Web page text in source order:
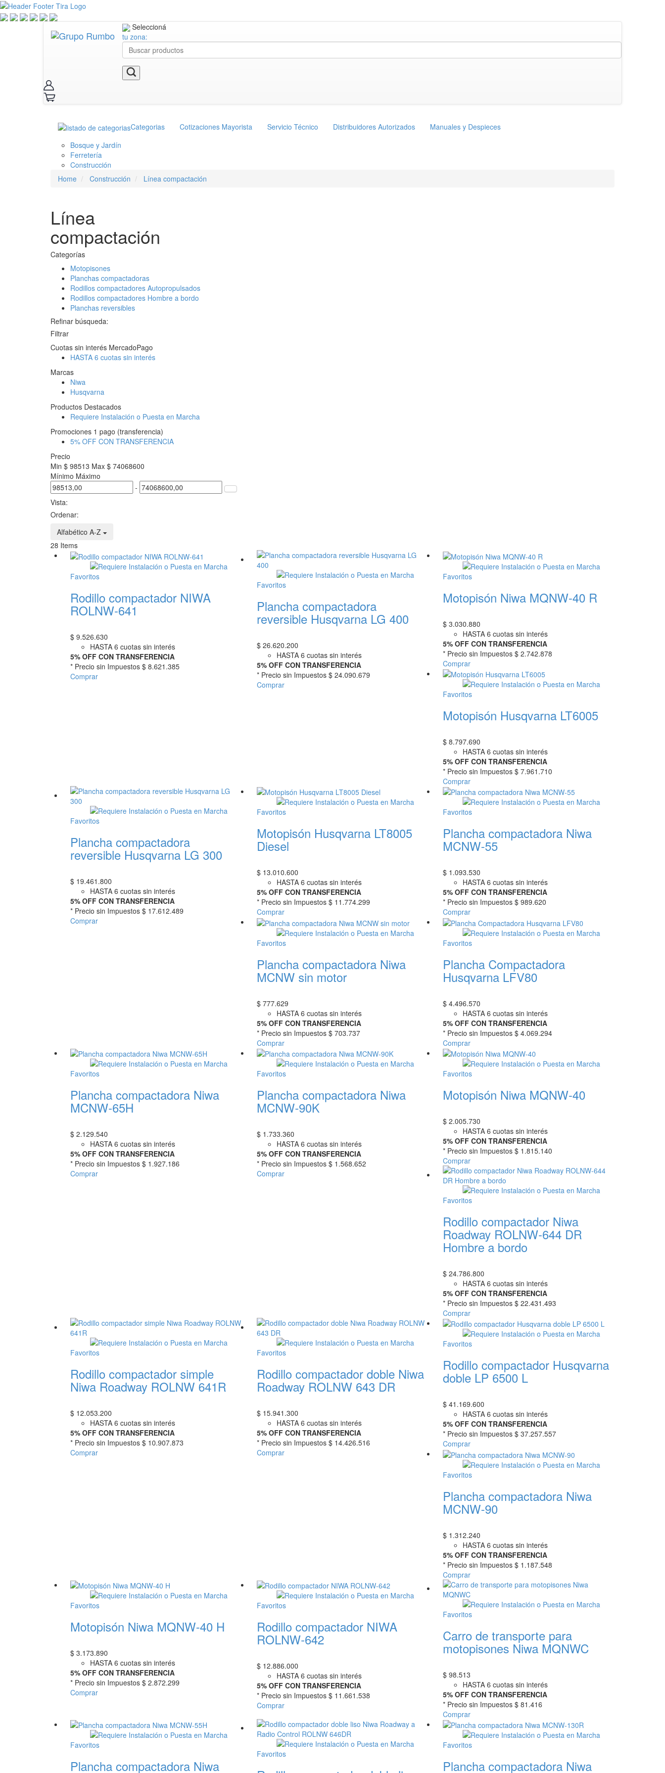
Seleccioná
tu zona:
Categorias
Bosque y Jardín
Ferretería
Construcción
Cotizaciones Mayorista Servicio Técnico Distribuidores Autorizados Manuales y Despieces
Home Construcción Línea compactación
Línea
compactación
Categorías
Motopisones
Planchas compactadoras
Rodillos compactadores Autopropulsados
Rodillos compactadores Hombre a bordo
Planchas reversibles
Refinar búsqueda:
Filtrar
Cuotas sin interés MercadoPago
HASTA 6 cuotas sin interés
Marcas
Niwa
Husqvarna
Productos Destacados
Requiere Instalación o Puesta en Marcha
Promociones 1 pago (transferencia)
5% OFF CON TRANSFERENCIA
Precio
Min $ 98513 Max $ 74068600
Mínimo Máximo
-
Vista:
Ordenar:
Alfabético A-Z
28 Items
Favoritos
Rodillo compactador NIWA
ROLNW-641
$ 9.526.630
HASTA 6 cuotas sin interés
5% OFF CON TRANSFERENCIA
* Precio sin Impuestos $ 8.621.385
Comprar
Favoritos
Plancha compactadora
reversible Husqvarna LG 400
$ 26.620.200
HASTA 6 cuotas sin interés
5% OFF CON TRANSFERENCIA
* Precio sin Impuestos $ 24.090.679
Comprar
Favoritos
Motopisón Niwa MQNW-40 R
$3.030.880
HASTA 6 cuotas sin interés
5% OFF CON TRANSFERENCIA
* Precio sin Impuestos$ 2.742.878
Comprar
Favoritos
Motopisón Husqvarna LT6005
$8.797.690
HASTA 6 cuotas sin interés
5% OFF CON TRANSFERENCIA
* Precio sin Impuestos$ 7.961.710
Comprar
Favoritos
Plancha compactadora
reversible Husqvarna LG 300
$ 19.461.800
HASTA 6 cuotas sin interés
5% OFF CON TRANSFERENCIA
* Precio sin Impuestos $ 17.612.489
Comprar
Favoritos
Motopisón Husqvarna LT8005
Diesel
$ 13.010.600
HASTA 6 cuotas sin interés
5% OFF CON TRANSFERENCIA
* Precio sin Impuestos $ 11.774.299
Comprar
Favoritos
Plancha compactadora Niwa
MCNW-55
$ 1.093.530
HASTA 6 cuotas sin interés
5% OFF CON TRANSFERENCIA
* Precio sin Impuestos$ 989.620
Comprar
Favoritos
Plancha compactadora Niwa
MCNW sin motor
$ 777.629
HASTA 6 cuotas sin interés
5% OFF CON TRANSFERENCIA
* Precio sin Impuestos $ 703.737
Comprar
Favoritos
Plancha Compactadora
Husqvarna LFV80
$4.496.570
HASTA 6 cuotas sin interés
5% OFF CON TRANSFERENCIA
* Precio sin Impuestos$ 4.069.294
Comprar
Favoritos
Plancha compactadora Niwa
MCNW-65H
$ 2.129.540
HASTA 6 cuotas sin interés
5% OFF CON TRANSFERENCIA
* Precio sin Impuestos $ 1.927.186
Comprar
Favoritos
Plancha compactadora Niwa
MCNW-90K
$ 1.733.360
HASTA 6 cuotas sin interés
5% OFF CON TRANSFERENCIA
* Precio sin Impuestos $ 1.568.652
Comprar
Favoritos
Motopisón Niwa MQNW-40
$2.005.730
HASTA 6 cuotas sin interés
5% OFF CON TRANSFERENCIA
* Precio sin Impuestos$ 1.815.140
Comprar
Favoritos
Rodillo compactador Niwa
Roadway ROLNW-644 DR
Hombre a bordo
$24.786.800
HASTA 6 cuotas sin interés
5% OFF CON TRANSFERENCIA
* Precio sin Impuestos$ 22.431.493
Comprar
Favoritos
Rodillo compactador simple
Niwa Roadway ROLNW 641R
$ 12.053.200
HASTA 6 cuotas sin interés
5% OFF CON TRANSFERENCIA
* Precio sin Impuestos $ 10.907.873
Comprar
Favoritos
Rodillo compactador doble Niwa
Roadway ROLNW 643 DR
$ 15.941.300
HASTA 6 cuotas sin interés
5% OFF CON TRANSFERENCIA
* Precio sin Impuestos $ 14.426.516
Comprar
Favoritos
Rodillo compactador Husqvarna
doble LP 6500 L
$41.169.600
HASTA 6 cuotas sin interés
5% OFF CON TRANSFERENCIA
* Precio sin Impuestos$ 37.257.557
Comprar
Favoritos
Plancha compactadora Niwa
MCNW-90
$ 1.312.240
HASTA 6 cuotas sin interés
5% OFF CON TRANSFERENCIA
* Precio sin Impuestos$ 1.187.548
Comprar
Favoritos
Motopisón Niwa MQNW-40 H
$ 3.173.890
HASTA 6 cuotas sin interés
5% OFF CON TRANSFERENCIA
* Precio sin Impuestos $ 2.872.299
Comprar
Favoritos
Rodillo compactador NIWA
ROLNW-642
$ 12.886.000
HASTA 6 cuotas sin interés
5% OFF CON TRANSFERENCIA
* Precio sin Impuestos $ 11.661.538
Comprar
Favoritos
Carro de transporte para
motopisones Niwa MQNWC
$98.513
HASTA 6 cuotas sin interés
5% OFF CON TRANSFERENCIA
* Precio sin Impuestos$ 81.416
Comprar
Favoritos
Plancha compactadora Niwa
Favoritos
Favoritos
Plancha compactadora Niwa